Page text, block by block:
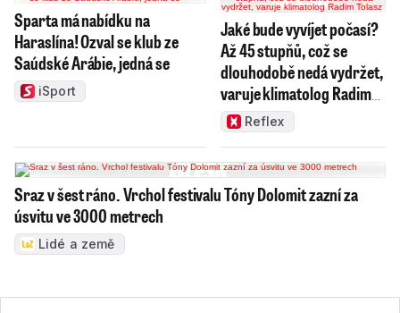
Sparta má nabídku na
Haraslína! Ozval se klub ze
Saúdské Arábie, jedná se
iSport
Jaké bude vyvíjet počasí?
Až 45 stupňů, což se
dlouhodobě nedá vydržet,
varuje klimatolog Radim
TolaszReflex
Sraz v šest ráno. Vrchol festivalu Tóny Dolomit zazní za
úsvitu ve 3000 metrech
Lidé a země